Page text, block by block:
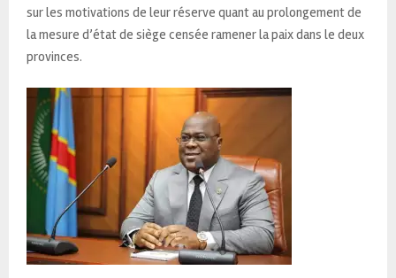
sur les motivations de leur réserve quant au prolongement de
la mesure d’état de siège censée ramener la paix dans le deux
provinces.